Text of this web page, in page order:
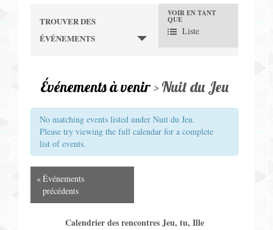
Jeux de Plateau
Jeux pour Enfants
Jeux de Rôle
Contact
TROUVER DES
ÉVÉNEMENTS
N
i
g
o
VOIR EN TANT
QUE
Liste
Événements à venir› Nuit du Jeu
No matching events listed under Nuit du Jeu.
Please try viewing the full calendar for a complete
list of events.
N
a
«Événements
précédents
Calendrier des rencontres Jeu, tu, Ille